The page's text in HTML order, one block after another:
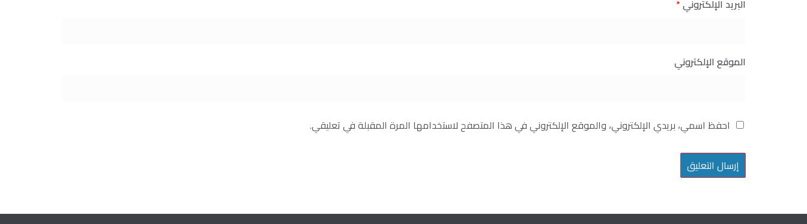
البريد الإلكتروني*
الموقع الإلكتروني
احفظ اسمي، بريدي الإلكتروني، والموقع الإلكتروني في هذا المتصفح لاستخدامها المرة المقبلة في تعليقي.